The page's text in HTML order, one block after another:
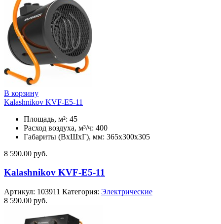
В корзину
Kalashnikov KVF-E5-11
Площадь, м²: 45
Расход воздуха, м³/ч: 400
Габариты (ВхШхГ), мм: 365x300x305
8 590.00 руб.
Kalashnikov KVF-E5-11
Артикул: 103911 Категория: Электрические
8 590.00 руб.